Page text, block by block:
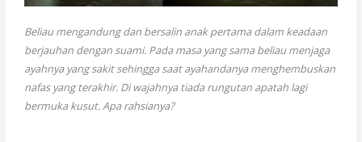
Beliau mengandung dan bersalin anak pertama dalam keadaan
berjauhan dengan suami. Pada masa yang sama beliau menjaga
ayahnya yang sakit sehingga saat ayahandanya menghembuskan
nafas yang terakhir. Di wajahnya tiada rungutan apatah lagi
bermuka kusut. Apa rahsianya?